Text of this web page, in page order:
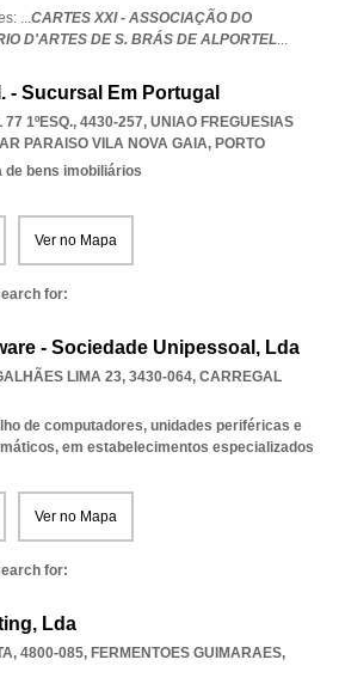
...CARTES XXI - ASSOCIAÇÃO DO
D'ARTES DE S. BRÁS DE ALPORTEL...
- Sucursal Em Portugal
1ºESQ., 4430-257, UNIAO FREGUESIAS
PARAISO VILA NOVA GAIA, PORTO
de bens imobiliários
Ver no Mapa
for:
- Sociedade Unipessoal, Lda
LIMA 23, 3430-064, CARREGAL
de computadores, unidades periféricas e
em estabelecimentos especializados
Ver no Mapa
for:
Lda
4800-085, FERMENTOES GUIMARAES,